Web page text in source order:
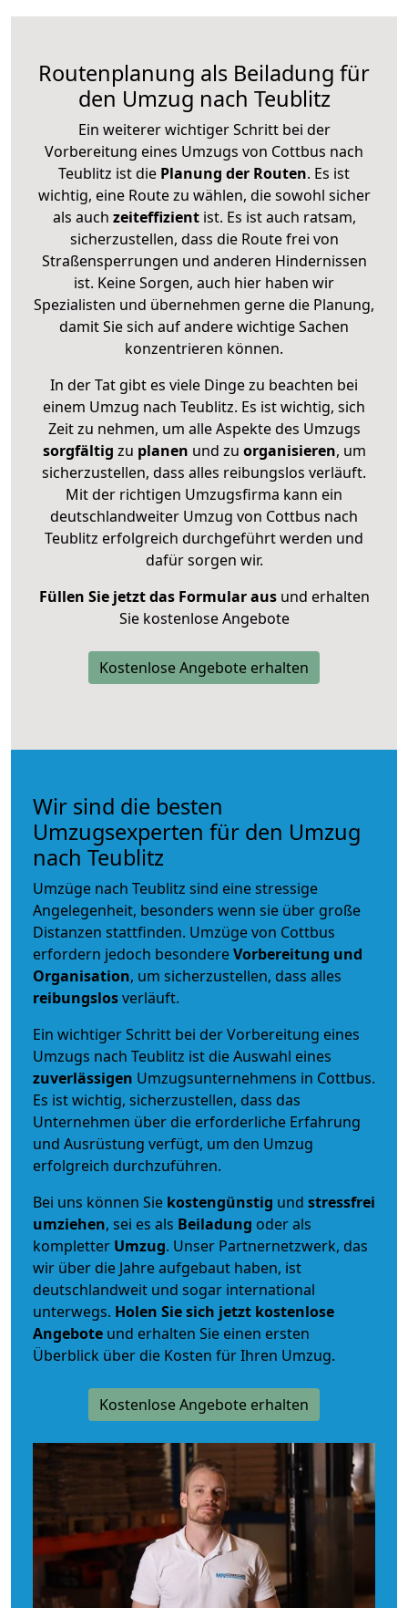
Routenplanung als Beiladung für
den Umzug nach Teublitz
Ein weiterer wichtiger Schritt bei der
Vorbereitung eines Umzugs von Cottbus nach
Teublitz ist die Planung der Routen. Es ist
wichtig, eine Route zu wählen, die sowohl sicher
als auch zeiteffizientist. Es ist auch ratsam,
sicherzustellen, dass die Route frei von
Straßensperrungen und anderen Hindernissen
ist. Keine Sorgen, auch hier haben wir
Spezialisten und übernehmen gerne die Planung,
damit Sie sich auf andere wichtige Sachen
konzentrieren können.
In der Tat gibt es viele Dinge zu beachten bei
einem Umzug nach Teublitz. Es ist wichtig, sich
Zeit zu nehmen, um alle Aspekte des Umzugs
sorgfältig zu planen und zu organisieren, um
sicherzustellen, dass alles reibungslos verläuft.
Mit der richtigen Umzugsfirma kann ein
deutschlandweiter Umzug von Cottbus nach
Teublitz erfolgreich durchgeführt werden und
dafür sorgen wir.
Füllen Sie jetzt das Formular ausund erhalten
Sie kostenlose Angebote
Kostenlose Angebote erhalten
Wir sind die besten
Umzugsexperten für den Umzug
nach Teublitz
Umzüge nach Teublitz sind eine stressige
Angelegenheit, besonders wenn sie über große
Distanzen stattfinden. Umzüge von Cottbus
erfordern jedoch besondereVorbereitung und
Organisation, um sicherzustellen, dass alles
reibungslosverläuft.
Ein wichtiger Schritt bei der Vorbereitung eines
Umzugs nach Teublitz ist die Auswahl eines
zuverlässigen Umzugsunternehmens in Cottbus.
Es ist wichtig, sicherzustellen, dass das
Unternehmen über die erforderliche Erfahrung
und Ausrüstung verfügt, um den Umzug
erfolgreich durchzuführen.
Bei uns können Sie kostengünstig und stressfrei
umziehen, sei es als Beiladung oder als
kompletter Umzug. Unser Partnernetzwerk, das
wir über die Jahre aufgebaut haben, ist
deutschlandweit und sogar international
unterwegs. Holen Sie sich jetzt kostenlose
Angebote und erhalten Sie einen ersten
Überblick über die Kosten für Ihren Umzug.
Kostenlose Angebote erhalten